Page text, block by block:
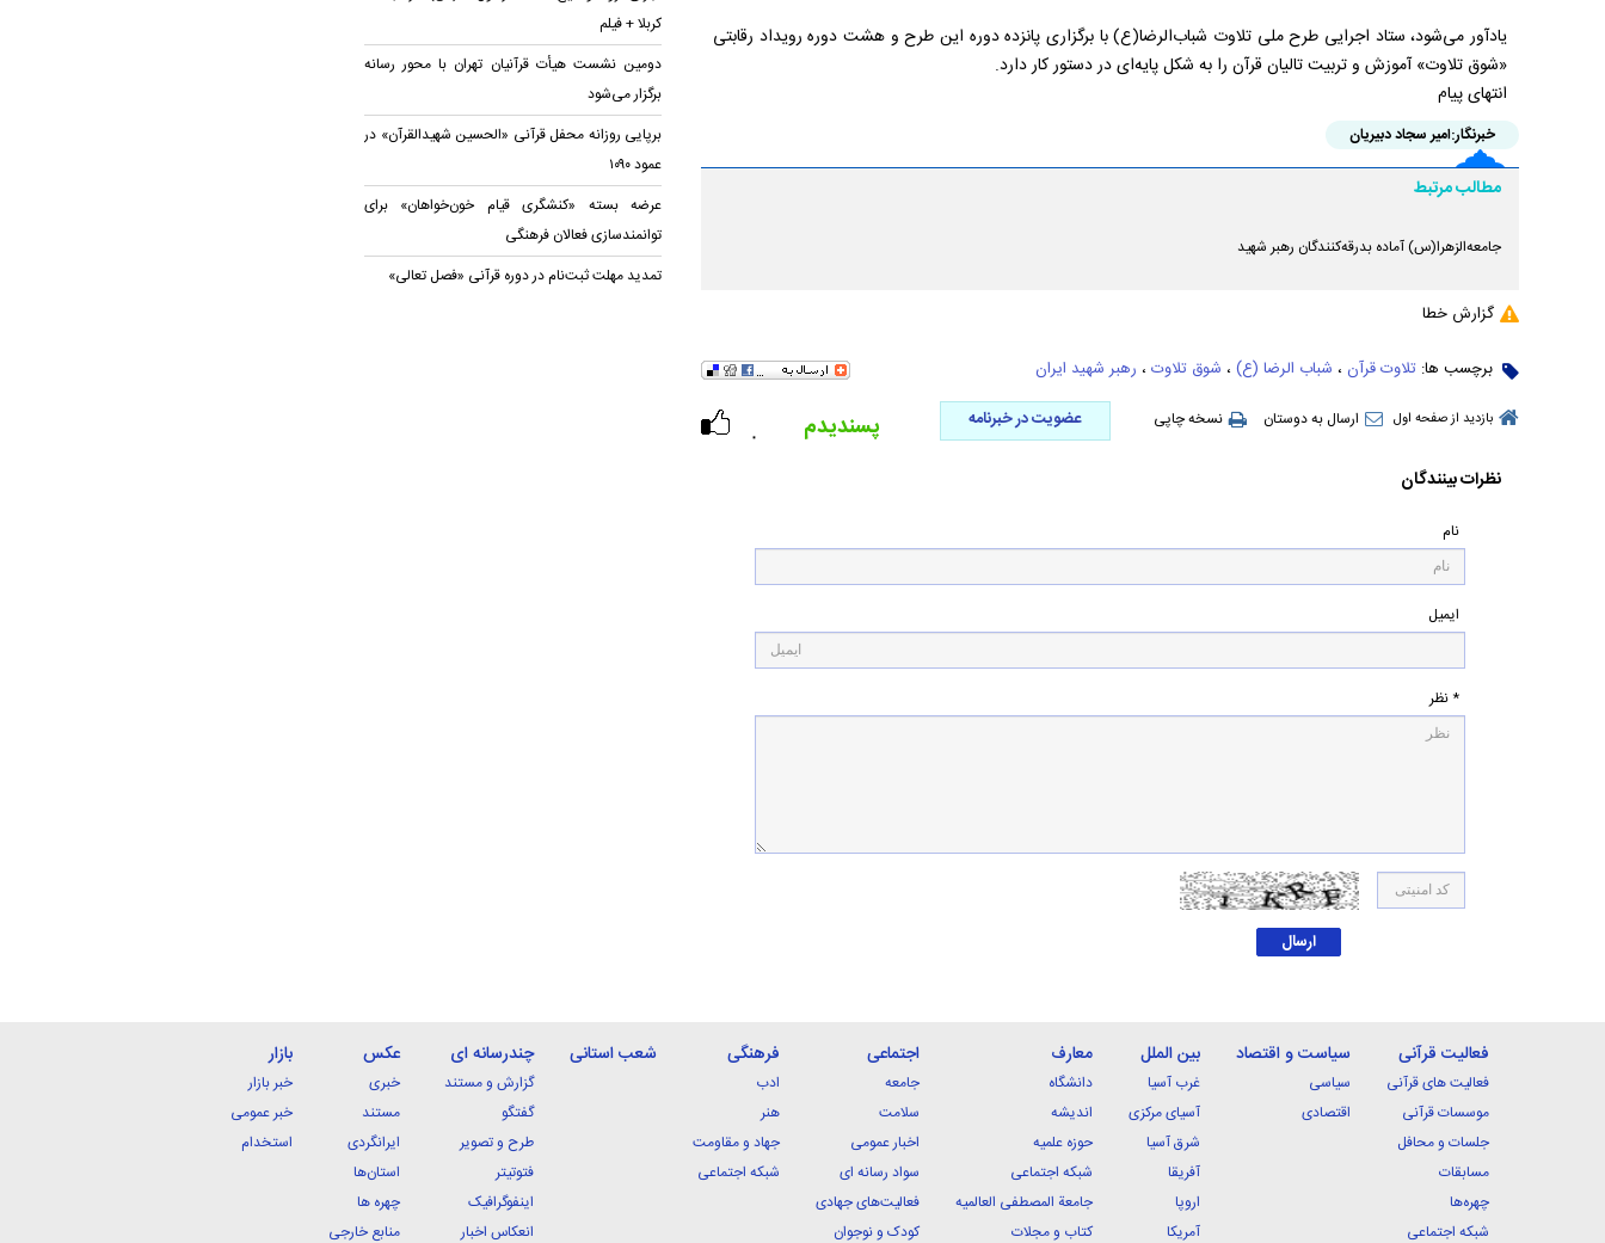
یادآور می‌شود، ستاد اجرایی طرح ملی تلاوت شباب‌الرضا(ع) با برگزاری پانزده دوره این طرح و هشت دوره رویداد رقابتی
«شوق تلاوت» آموزش و تربیت تالیان قرآن را به شکل پایه‌ای در دستور کار دارد.
انتهای پیام
خبرنگار:امیر سجاد دبیریان
مطالب مرتبط
جامعه‌الزهرا(س) آماده بدرقه‌کنندگان رهبر شهید
گزارش خطا
برچسب ها: تلاوت قرآن ، شباب الرضا (ع) ، شوق تلاوت ، رهبر شهید ایران
بازدید از صفحه اول ارسال به دوستان نسخه چاپی عضویت در خبرنامه
۰ پسندیدم
نظرات بینندگان
نام
ایمیل
* نظر
کربلا + فیلم
دومین نشست هیأت قرآنیان تهران با محور رسانه
برگزار می‌شود
برپایی روزانه محفل قرآنی «الحسین شهیدالقرآن» در
عمود ۱۰۹۰
عرضه بسته «کنشگری قیام خون‌خواهان» برای
توانمندسازی فعالان فرهنگی
تمدید مهلت ثبت‌نام در دوره قرآنی «فصل تعالی»
فعالیت قرآنی
فعالیت های قرآنی
موسسات قرآنی
جلسات و محافل
مسابقات
چهره‌ها
شبکه اجتماعی
سیاست و اقتصاد
سیاسی
اقتصادی
بین الملل
غرب آسیا
آسیای مرکزی
شرق آسیا
آفریقا
اروپا
آمریکا
معارف
دانشگاه
اندیشه
حوزه علمیه
شبکه اجتماعی
جامعة المصطفی العالمیه
کتاب و مجلات
اجتماعی
جامعه
سلامت
اخبار عمومی
سواد رسانه ای
فعالیت‌های جهادی
کودک و نوجوان
فرهنگی
ادب
هنر
جهاد و مقاومت
شبکه اجتماعی
شعب استانی چندرسانه ای
گزارش و مستند
گفتگو
طرح و تصویر
فتوتیتر
اینفوگرافیک
انعکاس اخبار
عکس
خبری
مستند
ایرانگردی
استان‌ها
چهره ها
منابع خارجی
بازار
خبر بازار
خبر عمومی
استخدام